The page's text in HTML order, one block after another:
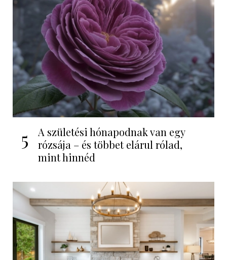
5
A születési hónapodnak van egy
rózsája – és többet elárul rólad,
mint hinnéd